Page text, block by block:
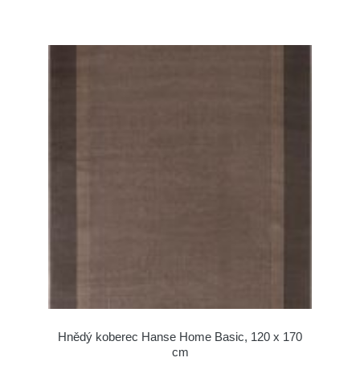
Hnědý koberec Hanse Home Basic, 120 x 170
cm